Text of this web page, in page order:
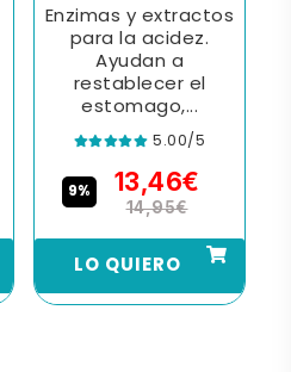
Enzimas y extractos
para la acidez.
Ayudan a
restablecer el
estomago,...
5.00/5
9% 13,46€
14,95€
LO QUIERO